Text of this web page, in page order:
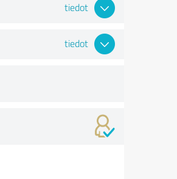
tiedot
tiedot